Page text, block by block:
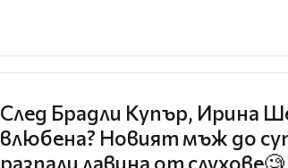
След Брадли Купър, Ирина
влюбена? Новият мъж до
разпали лавина от слухове🧐